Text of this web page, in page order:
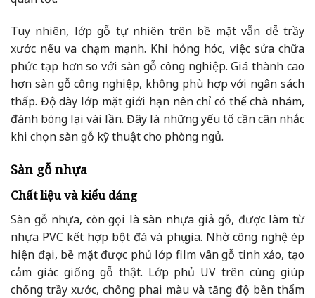
Tuy nhiên, lớp gỗ tự nhiên trên bề mặt vẫn dễ trầy
xước nếu va chạm mạnh. Khi hỏng hóc, việc sửa chữa
phức tạp hơn so với sàn gỗ công nghiệp. Giá thành cao
hơn sàn gỗ công nghiệp, không phù hợp với ngân sách
thấp. Độ dày lớp mặt giới hạn nên chỉ có thể chà nhám,
đánh bóng lại vài lần. Đây là những yếu tố cần cân nhắc
khi chọn sàn gỗ kỹ thuật cho phòng ngủ.
Sàn gỗ nhựa
Chất liệu và kiểu dáng
Sàn gỗ nhựa, còn gọi là sàn nhựa giả gỗ, được làm từ
nhựa PVC kết hợp bột đá và phụ gia. Nhờ công nghệ ép
hiện đại, bề mặt được phủ lớp film vân gỗ tinh xảo, tạo
cảm giác giống gỗ thật. Lớp phủ UV trên cùng giúp
chống trầy xước, chống phai màu và tăng độ bền thẩm